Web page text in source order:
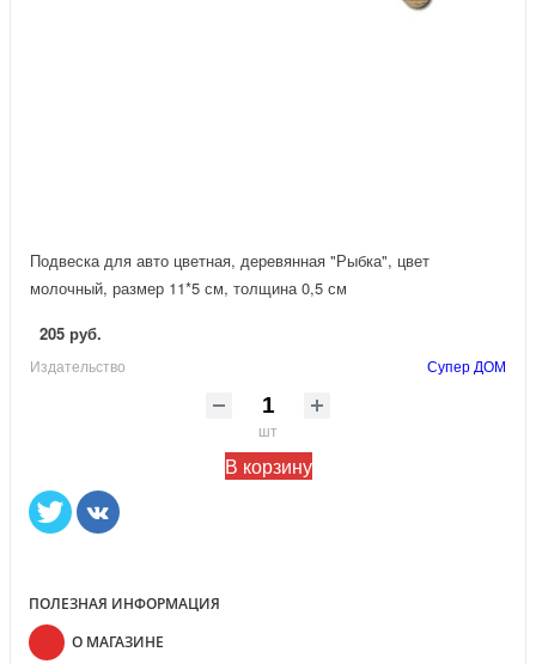
Подвеска для авто цветная, деревянная "Рыбка", цвет
молочный, размер 11*5 см, толщина 0,5 см
205 руб.
Издательство Супер ДОМ
шт
В корзину
ПОЛЕЗНАЯ ИНФОРМАЦИЯ
О МАГАЗИНЕ